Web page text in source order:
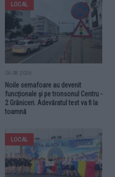
LOCAL
06.08.2026
Noile semafoare au devenit
funcționale și pe tronsonul Centru -
2 Grăniceri. Adevăratul test va fi la
toamnă
LOCAL